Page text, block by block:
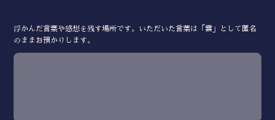
浮かんだ言葉や感想を残す場所です。いただいた言葉は「雲」として匿名
のままお預かりします。